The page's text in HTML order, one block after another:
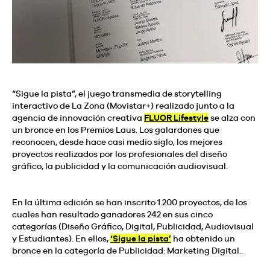
“Sigue la pista”, el juego transmedia de storytelling
interactivo de La Zona (Movistar+) realizado junto a la
agencia de innovación creativa FLUOR Lifestylese alza con
un bronce en los Premios Laus. Los galardones que
reconocen, desde hace casi medio siglo, los mejores
proyectos realizados por los profesionales del diseño
gráfico, la publicidad y la comunicación audiovisual.
En la última edición se han inscrito 1.200 proyectos, de los
cuales han resultado ganadores 242 en sus cinco
categorías (Diseño Gráfico, Digital, Publicidad, Audiovisual
y Estudiantes). En ellos,‘Sigue la pista’ ha obtenido un
bronce en la categoría de Publicidad: Marketing Digital..